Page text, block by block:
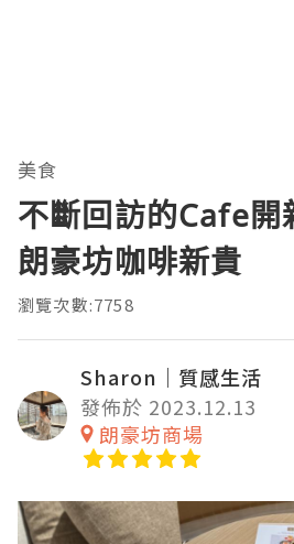
美食
不斷回訪的Cafe
朗豪坊咖啡新貴
瀏覽次數:7758
Sharon｜質感生活
發佈於 2023.12.13
朗豪坊商場